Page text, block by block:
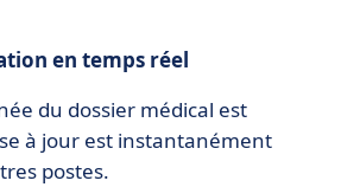
en temps réel
du dossier médical est
à jour est instantanément
postes.